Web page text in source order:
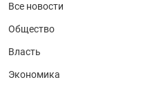
Все новости
Общество
Власть
Экономика